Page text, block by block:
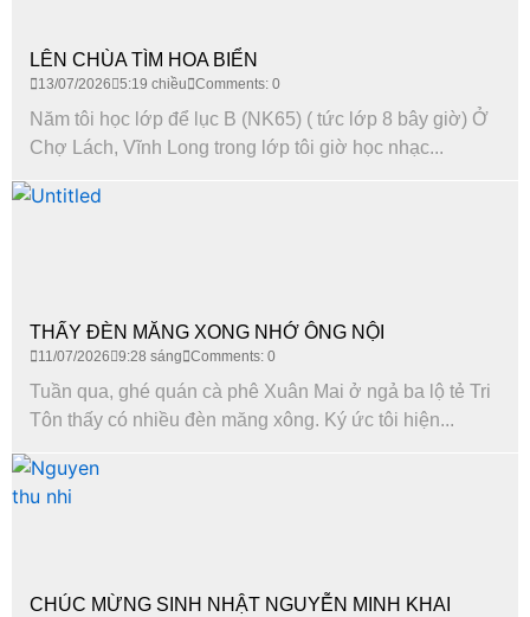
LÊN CHÙA TÌM HOA BIỂN
13/07/2026 5:19 chiều Comments: 0
Năm tôi học lớp để lục B (NK65) ( tức lớp 8 bây giờ) Ở
Chợ Lách, Vĩnh Long trong lớp tôi giờ học nhạc...
THẤY ĐÈN MĂNG XONG NHỚ ÔNG NỘI
11/07/2026 9:28 sáng Comments: 0
Tuần qua, ghé quán cà phê Xuân Mai ở ngả ba lộ tẻ Tri
Tôn thấy có nhiều đèn măng xông. Ký ức tôi hiện...
CHÚC MỪNG SINH NHẬT NGUYỄN MINH KHAI